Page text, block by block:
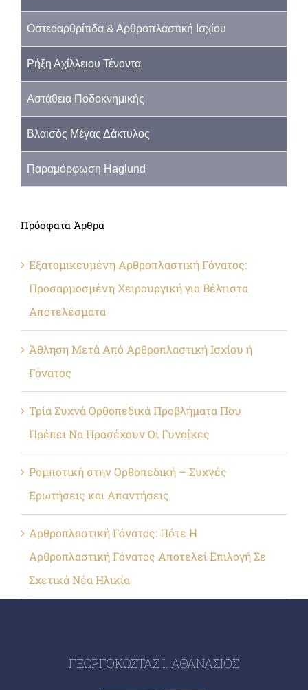
Οστεοαρθρίτιδα & Αρθροπλαστική Ισχίου
Ρήξη Αχίλλειου Τένοντα
Αστάθεια Ποδοκνημικής
Βλαισός Μέγας Δάκτυλος
Παραμόρφωση Haglund
Πρόσφατα Άρθρα
Εξατομικευμένη Αρθροπλαστική Γόνατος:
Προσαρμοσμένη Χειρουργική για Βέλτιστα
Αποτελέσματα
Άθληση Μετά Από Αρθροπλαστική Ισχίου ή
Γόνατος
Τρία Συχνά Ορθοπεδικά Προβλήματα Που
Πρέπει Να Προσέχουν Οι Γυναίκες
Ρομποτική στην Ορθοπεδική – Συχνές
Ερωτήσεις και Απαντήσεις
Αρθροπλαστική Γόνατος: Πότε Η
Αρθροπλαστική Γόνατος Αποτελεί Επιλογή Σε
Σχετικά Νέα Ηλικία
ΓΕΩΡΓΟΚΩΣΤΑΣ Ι. ΑΘΑΝΑΣΙΟΣ